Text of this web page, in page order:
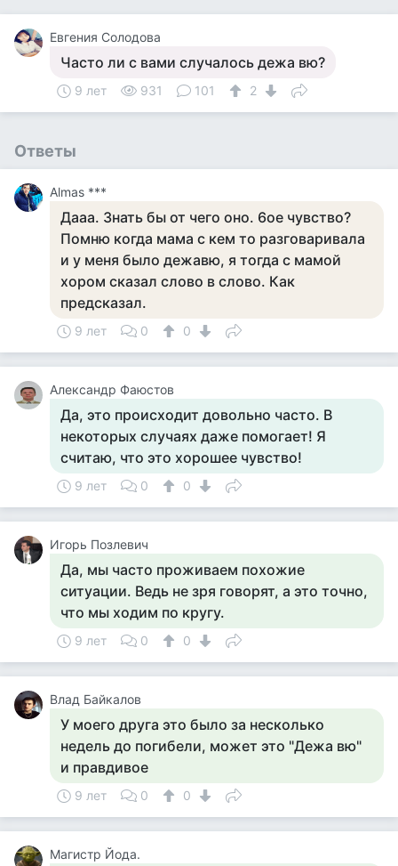
Евгения Солодова
Часто ли с вами случалось дежа вю?
9 лет 931 101 2
Ответы
Almas ***
Дааа. Знать бы от чего оно. 6ое чувство?
Помню когда мама с кем то разговаривала
и у меня было дежавю, я тогда с мамой
хором сказал слово в слово. Как
предсказал.
9 лет 0 0
Александр Фаюстов
Да, это происходит довольно часто. В
некоторых случаях даже помогает! Я
считаю, что это хорошее чувство!
9 лет 0 0
Игорь Позлевич
Да, мы часто проживаем похожие
ситуации. Ведь не зря говорят, а это точно,
что мы ходим по кругу.
9 лет 0 0
Влад Байкалов
У моего друга это было за несколько
недель до погибели, может это "Дежа вю"
и правдивое
9 лет 0 0
Магистр Йода.